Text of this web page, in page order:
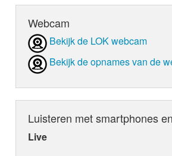
Webcam
Bekijk de LOK webcam
Bekijk de opnames van de
Luisteren met smartphones
Live